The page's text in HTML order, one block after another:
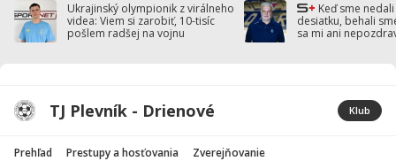
Ukrajinský olympionik z virálneho
videa: Viem si zarobiť, 10-tisíc
pošlem radšej na vojnu
Keď sme
desiatku, behali
sa mi ani
TJ Plevník - Drienové Klub
Prehľad Prestupy a hosťovania Zverejňovanie